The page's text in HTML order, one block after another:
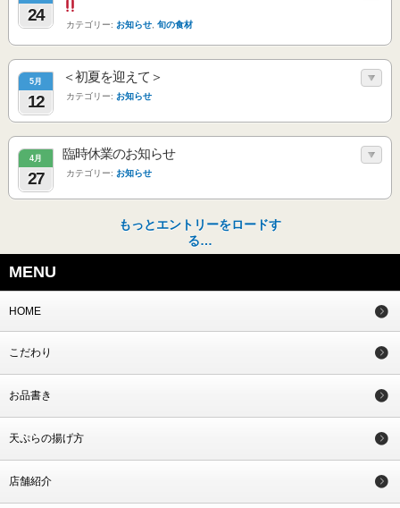
24
カテゴリー: お知らせ 旬の食材
5月
12
＜初夏を迎えて＞
カテゴリー: お知らせ
4月
27
臨時休業のお知らせ
カテゴリー: お知らせ
もっとエントリーをロードす
る…
MENU
HOME
こだわり
お品書き
天ぷらの揚げ方
店舗紹介